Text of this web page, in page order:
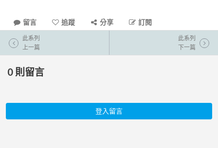
留言 追蹤 分享 訂閱
此系列
上一篇
此系列
下一篇
0 則留言
登入留言